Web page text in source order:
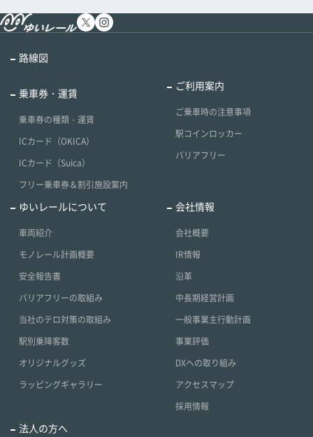
路線図
乗車券・運賃
乗車券の種類・運賃
ICカード（OKICA）
ICカード（Suica）
フリー乗車券＆割引施設案内
ご利用案内
ご乗車時の注意事項
駅コインロッカー
バリアフリー
ゆいレールについて
車両紹介
モノレール計画概要
安全報告書
バリアフリーの取組み
当社のテロ対策の取組み
駅別乗降客数
オリジナルグッズ
ラッピングギャラリー
会社情報
会社概要
IR情報
沿革
中長期経営計画
一般事業主行動計画
事業評価
DXへの取り組み
アクセスマップ
採用情報
法人の方へ